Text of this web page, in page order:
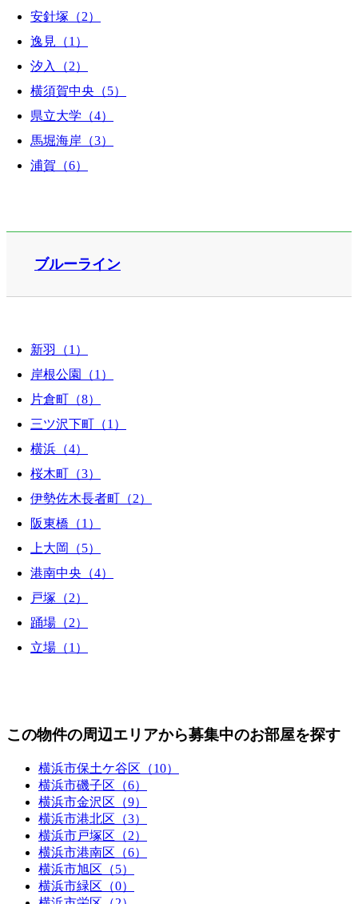
安針塚（2）
逸見（1）
汐入（2）
横須賀中央（5）
県立大学（4）
馬堀海岸（3）
浦賀（6）
ブルーライン
新羽（1）
岸根公園（1）
片倉町（8）
三ツ沢下町（1）
横浜（4）
桜木町（3）
伊勢佐木長者町（2）
阪東橋（1）
上大岡（5）
港南中央（4）
戸塚（2）
踊場（2）
立場（1）
この物件の周辺エリアから募集中のお部屋を探す
横浜市保土ケ谷区（10）
横浜市磯子区（6）
横浜市金沢区（9）
横浜市港北区（3）
横浜市戸塚区（2）
横浜市港南区（6）
横浜市旭区（5）
横浜市緑区（0）